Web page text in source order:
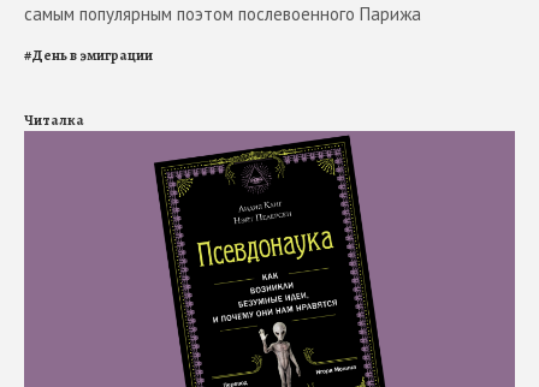
самым популярным поэтом послевоенного Парижа
#День в эмиграции
Читалка